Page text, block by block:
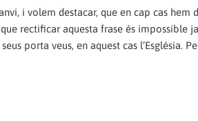
i volem destacar, que en cap cas hem
rectificar aquesta frase és impossible
porta veus, en aquest cas l’Església.